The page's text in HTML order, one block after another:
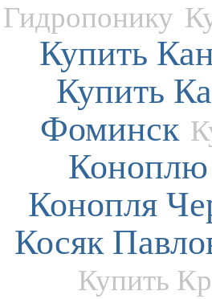
Гидропонику
Купить
Купить
Фоминск
Коноплю
Конопля
Косяк
Купить